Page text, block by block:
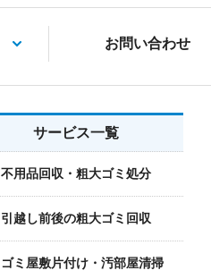
お問い合わせ
サービス一覧
不用品回収・粗大ゴミ処分
引越し前後の粗大ゴミ回収
ゴミ屋敷片付け・汚部屋清掃